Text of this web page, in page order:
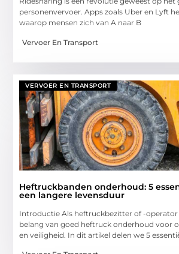
personenvervoer. Apps zoals Uber en Lyft
waarop mensen zich van A naar B
Vervoer En Transport
VERVOER EN TRANSPORT
Heftruckbanden onderhoud: 5
een langere levensduur
Introductie Als heftruckbezitter of -
belang van goed heftruck onderhoud voor
en veiligheid. In dit artikel delen we 5